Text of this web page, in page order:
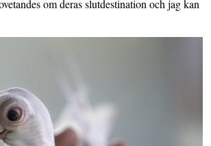
om deras slutdestination och jag kan